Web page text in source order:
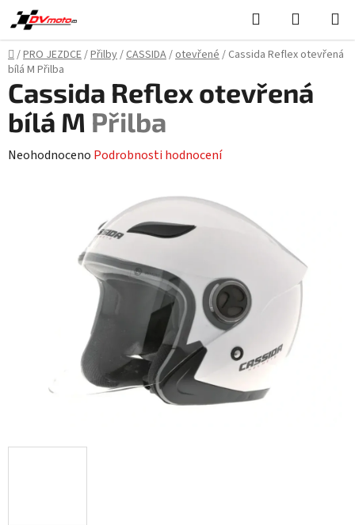
Přejít
na
obsah
Hledat
KOŠÍK
Domů
/PRO JEZDCE/Přilby/CASSIDA/otevřené/ Cassida Reflex otevřená
bílá M Přilba
Cassida Reflex otevřená
bílá M Přilba
Průměrné
Neohodnoceno Podrobnosti hodnocení